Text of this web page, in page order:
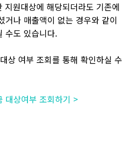
지원대상에 해당되더라도 기존에
거나 매출액이 없는 경우와 같이
수도 있습니다.
상 여부 조회를 통해 확인하실 수
대상여부 조회하기 >